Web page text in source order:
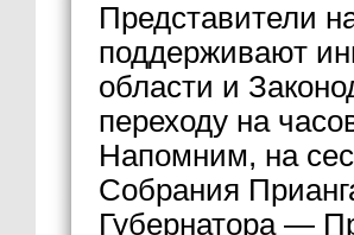
Представители
поддерживают
области и
переходу на
Напомним, на
Собрания
Губернатора —